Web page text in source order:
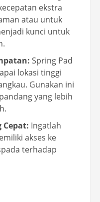
ekstra
atau untuk
kunci untuk
Spring Pad
lokasi tinggi
Gunakan ini
yang lebih
Ingatlah
akses ke
terhadap